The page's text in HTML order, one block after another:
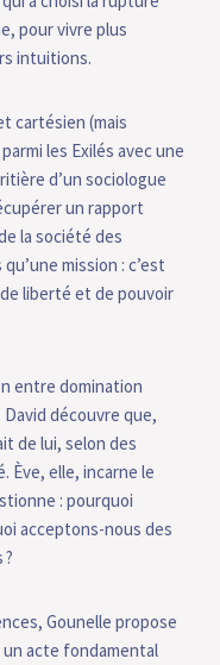
pour vivre plus
intuitions.
cartésien (mais
les Exilés avec une
d’un sociologue
un rapport
la société des
mission : c’est
liberté et de pouvoir
entre domination
découvre que,
de lui, selon des
Ève, elle, incarne le
: pourquoi
acceptons-nous des
Gounelle propose
acte fondamental